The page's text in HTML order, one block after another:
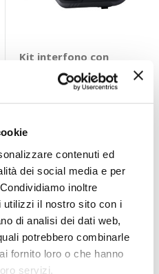
contenuti ed
dei social media e per
inoltre
utilizzi il nostro sito con i
di analisi dei dati web,
potrebbero combinarle
fornito loro o che hanno
servizi.
Kit interfono con
Bluetooth BTR1
Intercom Twin -
MIDLAND
CONSEGNA IN